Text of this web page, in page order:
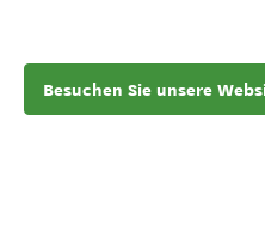
Besuchen Sie unsere